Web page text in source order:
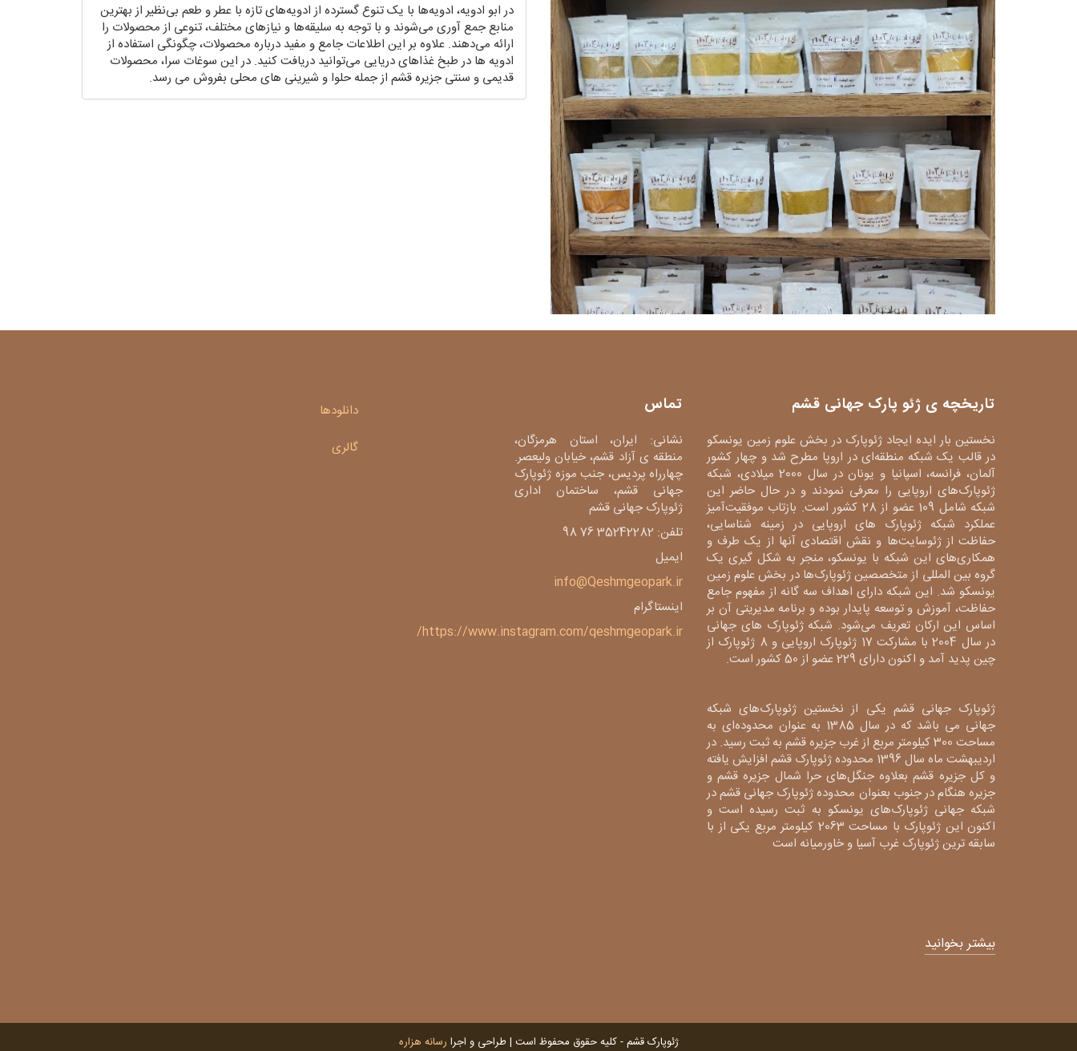
در ابو ادویه، ادویه‌ها با یک تنوع گسترده از ادویه‌های تازه با عطر و طعم بی‌نظیر از بهترین
منابع جمع آوری می‌شوند و با توجه به سلیقه‌ها و نیازهای مختلف، تنوعی از محصولات را
ارائه می‌دهند. علاوه بر این اطلاعات جامع و مفید درباره محصولات، چگونگی استفاده از
ادویه ها در طبخ غذاهای دریایی می‌توانید دریافت کنید. در این سوغات سرا، محصولات
قدیمی و سنتی جزیره قشم از جمله حلوا و شیرینی های محلی بفروش می رسد.
تاریخچه ی ژئو پارک جهانی قشم
نخستین بار ایده ایجاد ژئوپارک در بخش علوم زمین یونسکو
در قالب یک شبکه منطقه‌ای در اروپا مطرح شد و چهار کشور
آلمان، فرانسه، اسپانیا و یونان در سال 2000 میلادی، شبکه
ژئوپارک‌های اروپایی را معرفی نمودند و در حال حاضر این
شبکه شامل 109 عضو از 28 کشور است. بازتاب موفقیت‌آمیز
عملکرد شبکه ژئوپارک های اروپایی در زمینه شناسایی،
حفاظت از ژئوسایت‌ها و نقش اقتصادی آنها از یک طرف و
همکاری‌های این شبکه با یونسکو، منجر به شکل گیری یک
گروه بین المللی از متخصصین ژئوپارک‌ها در بخش علوم زمین
یونسکو شد. این شبکه دارای اهداف سه گانه از مفهوم جامع
حفاظت، آموزش و توسعه پایدار بوده و برنامه مدیریتی آن بر
اساس این ارکان تعریف می‌شود. شبکه ژئوپارک های جهانی
در سال 2004 با مشارکت 17 ژئوپارک اروپایی و 8 ژئوپارک از
چین پدید آمد و اکنون دارای 229 عضو از 50 کشور است.
ژئوپارک جهانی قشم یکی از نخستین ژئوپارک‌های شبکه
جهانی می باشد که در سال 1385 به عنوان محدوده‌ای به
مساحت 300 کیلومتر مربع از غرب جزیره قشم به ثبت رسید. در
اردیبهشت ماه سال 1396 محدوده ژئوپارک قشم افزایش یافته
و کل جزیره قشم بعلاوه جنگل‌های حرا شمال جزیره قشم و
جزیره هنگام در جنوب بعنوان محدوده ژئوپارک جهانی قشم در
شبکه جهانی ژئوپارک‌های یونسکو به ثبت رسیده است و
اکنون این ژئوپارک با مساحت 2063 کیلومتر مربع یکی از با
سابقه ترین ژئوپارک غرب آسیا و خاورمیانه است
بیشتر بخوانید
تماس
نشانی: ایران، استان هرمزگان،
منطقه ی آزاد قشم، خیابان ولیعصر.
چهارراه پردیس، جنب موزه ژئوپارک
جهانی قشم، ساختمان اداری
ژئوپارک جهانی قشم
تلفن: 35242282 76 98
ایمیل
info@Qeshmgeopark.ir
اینستاگرام
https://www.instagram.com/qeshmgeopark.ir/
دانلودها
گالری
ژئوپارک قشم - کلیه حقوق محفوظ است | طراحی و اجرا رسانه هزاره